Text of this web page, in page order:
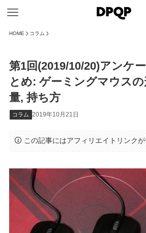
HOME コラム
第1回(2019/10/20)アンケ
とめ: ゲーミングマウス
量, 持ち方
コラム 2019年10月21日
この記事にはアフィリエイトリンクが